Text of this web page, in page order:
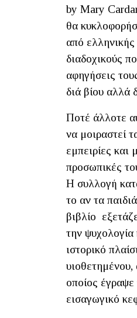
by Mary
θα
από
διαδοχικούς
αφηγήσεις
διά βίου αλλά
Ποτέ άλλοτε
να μοιραστεί
εμπειρίες και
προσωπικές
Η συλλογή
το αν τα
βιβλίο
την ψυχολογία
ιστορικό
οποίος
εισαγωγικό